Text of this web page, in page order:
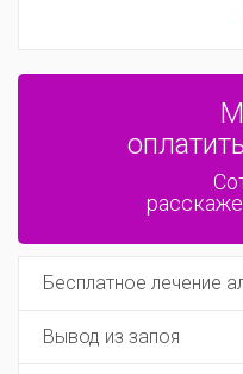
Бесплатное лечение
Вывод из запоя